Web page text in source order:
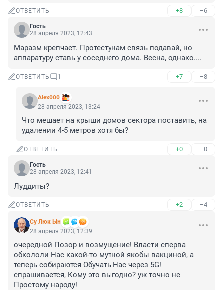
ОТВЕТИТЬ +8 –6
Гость
28 апреля 2023, 12:43
Маразм крепчает. Протестунам связь подавай, но
аппаратуру ставь у соседнего дома. Весна, однако....
ОТВЕТИТЬ 1 +7 –8
Alex000
28 апреля 2023, 13:24
Что мешает на крыши домов сектора поставить, на
удалении 4-5 метров хотя бы?
ОТВЕТИТЬ +0 –0
Гость
28 апреля 2023, 12:41
Луддиты?
ОТВЕТИТЬ +2 –4
Су Люк Ын
28 апреля 2023, 12:39
очередной Позор и возмущение! Власти сперва
обкололи Нас какой-то мутной якобы вакциной, а
теперь собираются Обучать Нас через 5G!
спрашивается, Кому это выгодно? уж точно не
Простому народу!